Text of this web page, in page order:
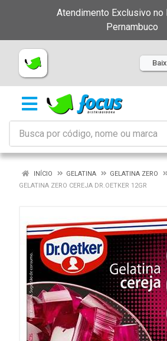
Atendimento Exclusivo no
Pernambuco
INÍCIO GELATINA
GELATINA ZERO
GELATINA ZERO CEREJA DR.OETKER 12GR